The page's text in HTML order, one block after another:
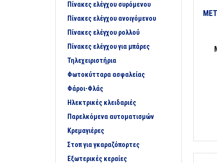
Πίνακες ελέγχου συρόμενου
Πίνακες ελέγχου ανοιγόμενου
Πίνακες ελέγχου ρολλού
Πίνακες ελέγχου για μπάρες
Τηλεχειριστήρια
Φωτοκύτταρα ασφαλείας
Φάροι-Φλάς
Ηλεκτρικές κλειδαριές
Παρελκόμενα αυτοματισμών
Κρεμαγιέρες
Στοπ για γκαραζόπορτες
Εξωτερικές κεραίες